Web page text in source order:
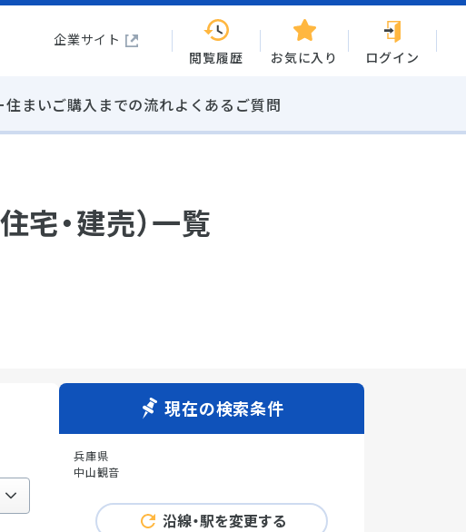
企業サイト
閲覧履歴
お気に入り ログイン
住まいご購入までの流れよくあるご質問
宅・建売）一覧
現在の検索条件
兵庫県
中山観音
沿線・駅を変更する